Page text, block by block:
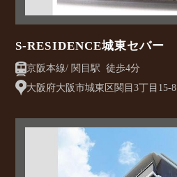
S-RESIDENCE城東セバー
京阪本線/ 関目駅 徒歩4分
大阪府大阪市城東区関目3丁目15-8